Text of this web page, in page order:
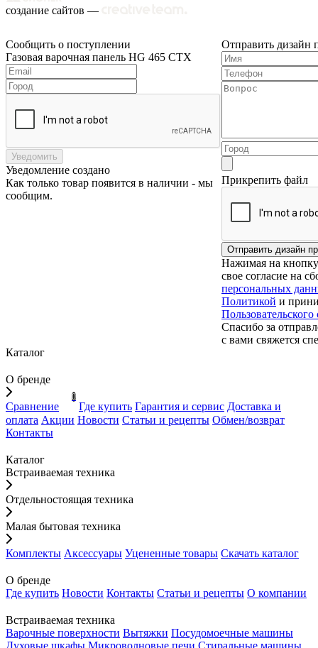
создание сайтов —
Сообщить о поступлении
Газовая варочная панель HG 465 CTX
Уведомить
Уведомление создано
Как только товар появится в наличии - мы
сообщим.
Отправить дизайн
Прикрепить файл
Нажимая на
свое согласие на
персональных
Политикой и
Спасибо за
с вами свяжется
Каталог
О бренде
Сравнение
0
Где купить Гарантия и сервис Доставка и
оплата Акции Новости Статьи и рецепты Обмен/возврат
Контакты
Каталог
Встраиваемая техника
Отдельностоящая техника
Малая бытовая техника
Комплекты Аксессуары Уцененные товары Скачать каталог
О бренде
Где купить Новости Контакты Статьи и рецепты О компании
Встраиваемая техника
Варочные поверхности Вытяжки Посудомоечные машины
Духовые шкафы Микроволновые печи Стиральные машины